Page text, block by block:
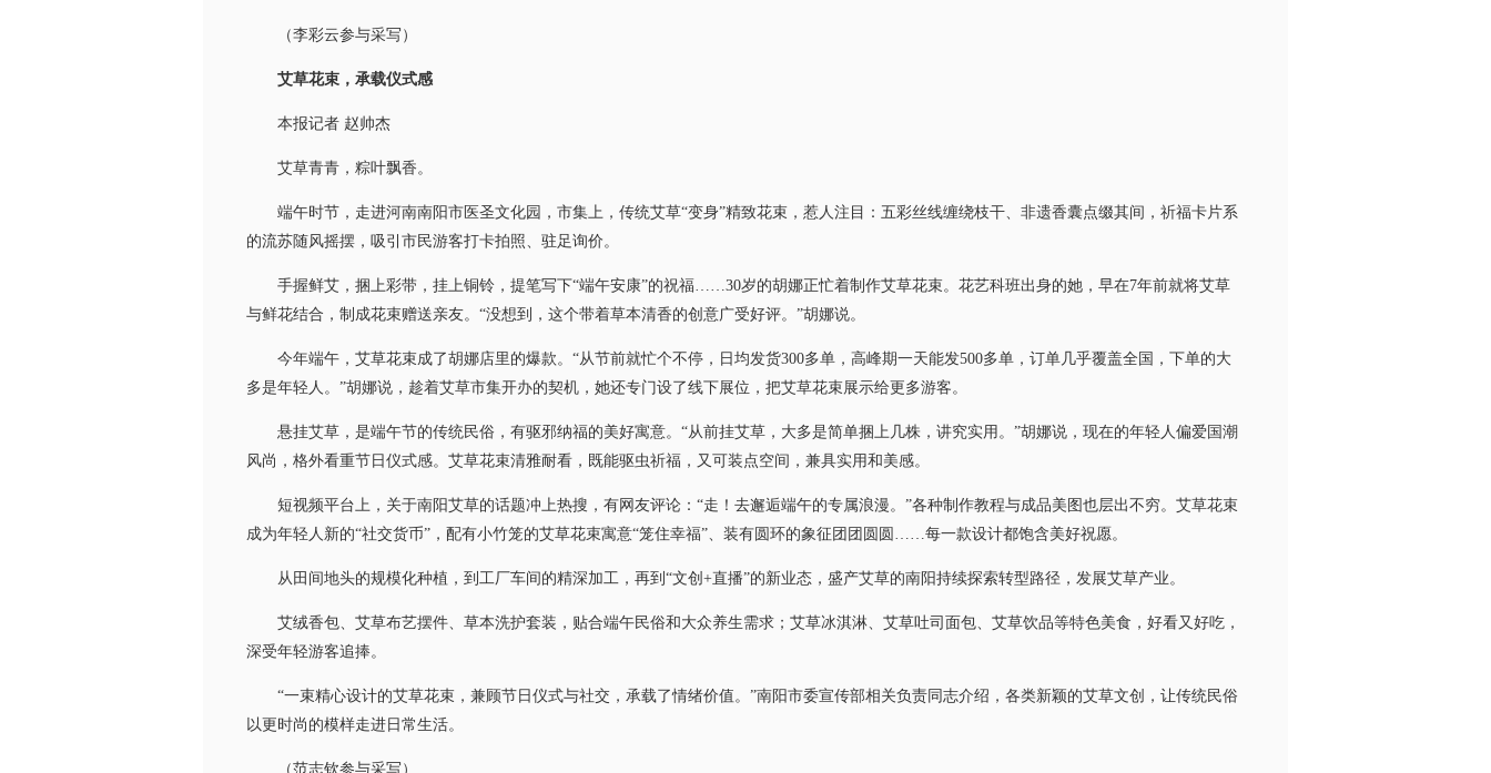
（李彩云参与采写）
艾草花束，承载仪式感
本报记者 赵帅杰
艾草青青，粽叶飘香。
端午时节，走进河南南阳市医圣文化园，市集上，传统艾草“变身”精致花束，惹人注目：五彩丝线缠绕枝干、非遗香囊点缀其间，祈福卡片系
的流苏随风摇摆，吸引市民游客打卡拍照、驻足询价。
手握鲜艾，捆上彩带，挂上铜铃，提笔写下“端午安康”的祝福……30岁的胡娜正忙着制作艾草花束。花艺科班出身的她，早在7年前就将艾草
与鲜花结合，制成花束赠送亲友。“没想到，这个带着草本清香的创意广受好评。”胡娜说。
今年端午，艾草花束成了胡娜店里的爆款。“从节前就忙个不停，日均发货300多单，高峰期一天能发500多单，订单几乎覆盖全国，下单的大
多是年轻人。”胡娜说，趁着艾草市集开办的契机，她还专门设了线下展位，把艾草花束展示给更多游客。
悬挂艾草，是端午节的传统民俗，有驱邪纳福的美好寓意。“从前挂艾草，大多是简单捆上几株，讲究实用。”胡娜说，现在的年轻人偏爱国潮
风尚，格外看重节日仪式感。艾草花束清雅耐看，既能驱虫祈福，又可装点空间，兼具实用和美感。
短视频平台上，关于南阳艾草的话题冲上热搜，有网友评论：“走！去邂逅端午的专属浪漫。”各种制作教程与成品美图也层出不穷。艾草花束
成为年轻人新的“社交货币”，配有小竹笼的艾草花束寓意“笼住幸福”、装有圆环的象征团团圆圆……每一款设计都饱含美好祝愿。
从田间地头的规模化种植，到工厂车间的精深加工，再到“文创+直播”的新业态，盛产艾草的南阳持续探索转型路径，发展艾草产业。
艾绒香包、艾草布艺摆件、草本洗护套装，贴合端午民俗和大众养生需求；艾草冰淇淋、艾草吐司面包、艾草饮品等特色美食，好看又好吃，
深受年轻游客追捧。
“一束精心设计的艾草花束，兼顾节日仪式与社交，承载了情绪价值。”南阳市委宣传部相关负责同志介绍，各类新颖的艾草文创，让传统民俗
以更时尚的模样走进日常生活。
（范志钦参与采写）